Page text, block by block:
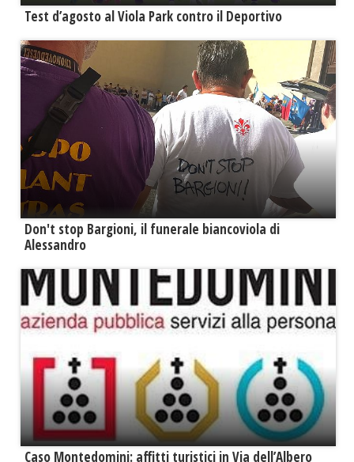
Test d’agosto al Viola Park contro il Deportivo
Don't stop Bargioni, il funerale biancoviola di
Alessandro
Caso Montedomini: affitti turistici in Via dell’Albero